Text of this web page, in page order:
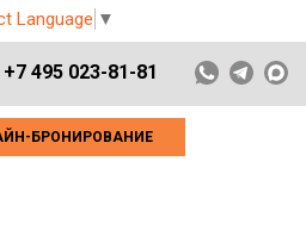
Language ▼
+7 495 023-81-81
БРОНИРОВАНИЕ